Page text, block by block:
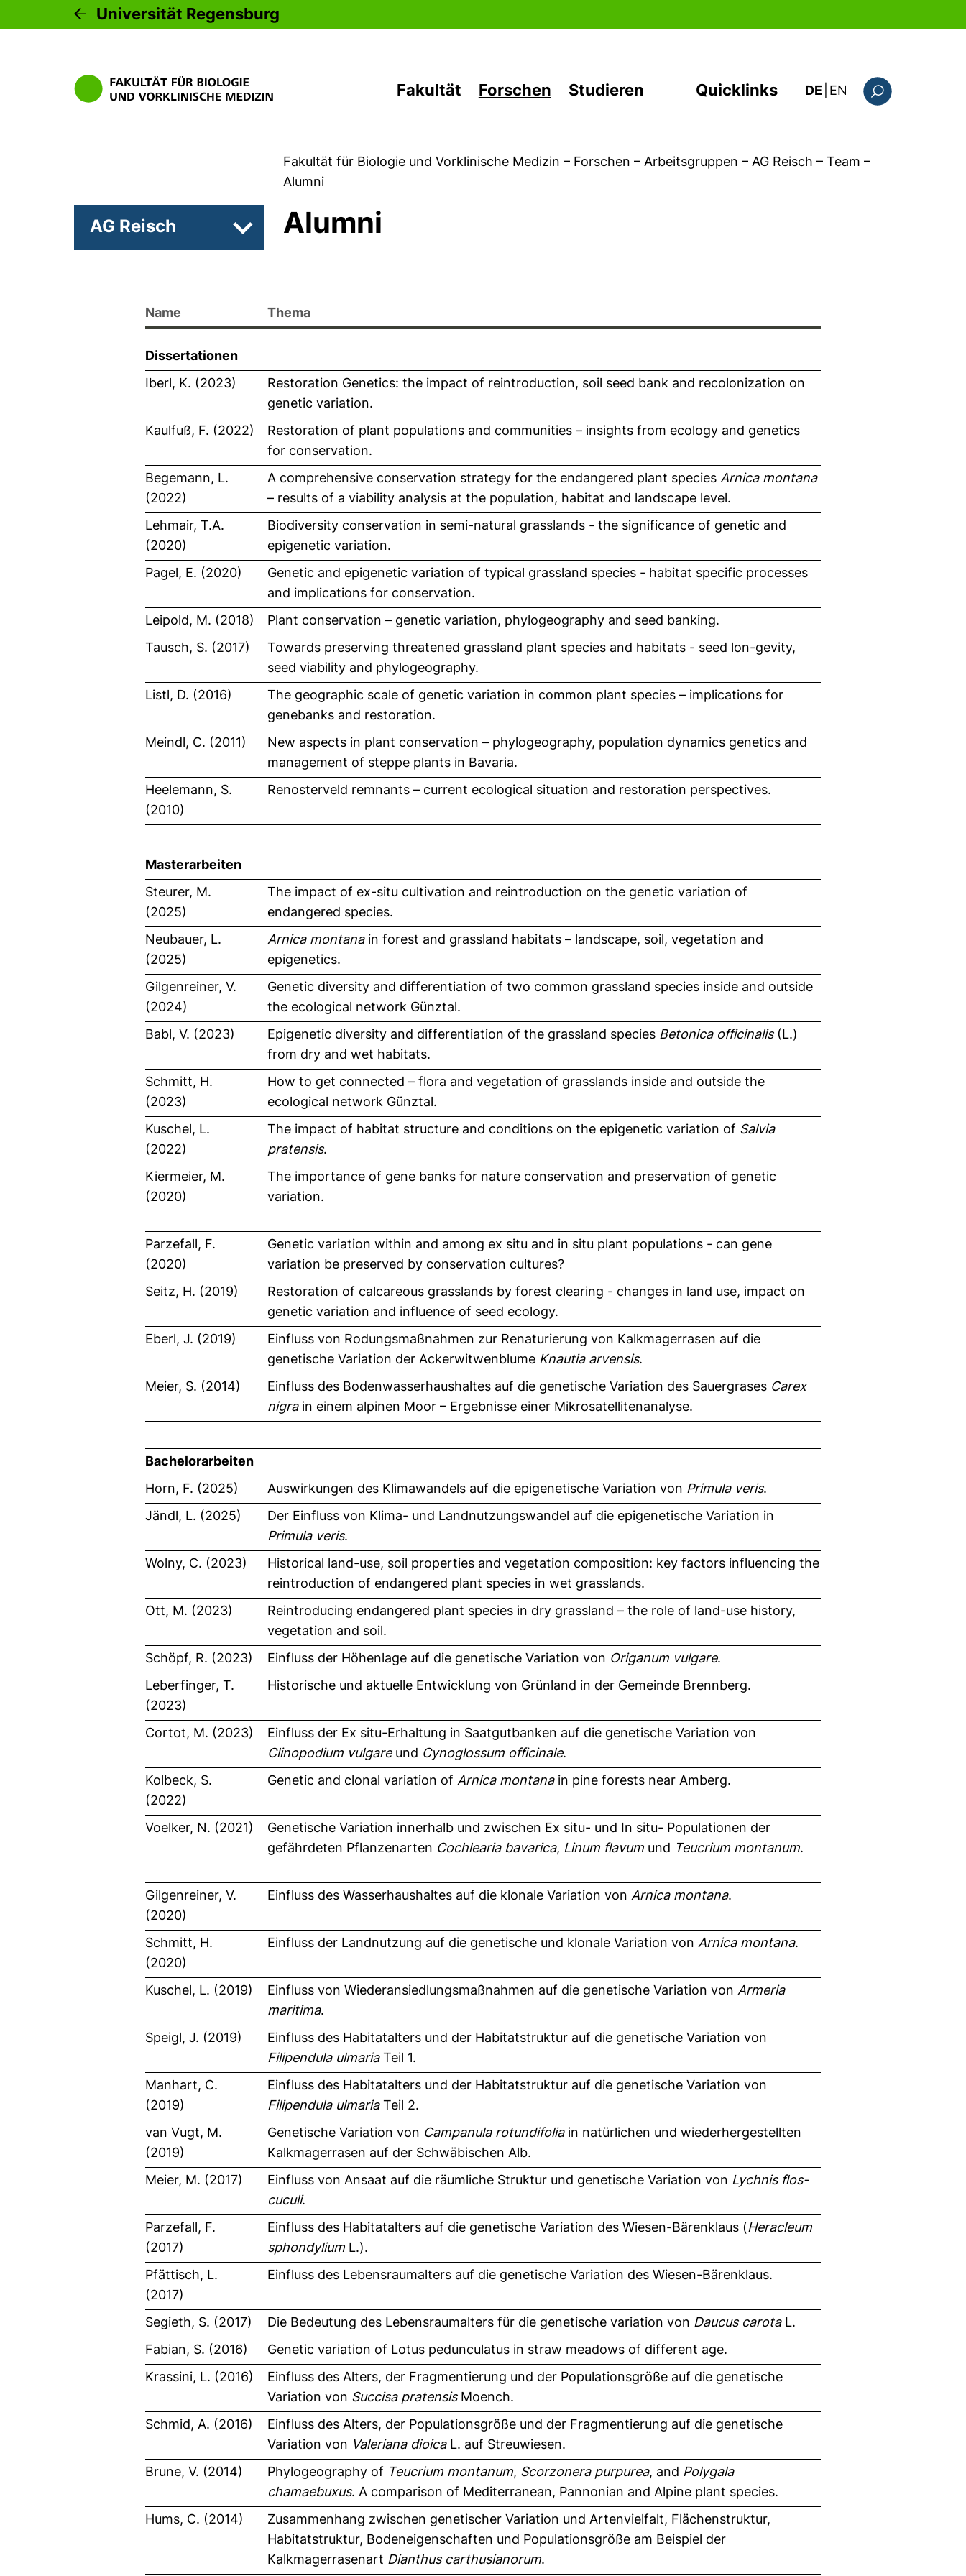
Universität Regensburg
Fakultät Forschen Studieren Quicklinks DE EN : this page in
Fakultät für Biologie und Vorklinische Medizin – Forschen – Arbeitsgruppen – AG Reisch – Team –
Alumni
AG Reisch Unterseiten von Forschen
Alumni
Name Thema
Dissertationen
Iberl, K. (2023)
Restoration Genetics: the impact of reintroduction, soil seed bank and recolonization on
genetic variation.
Kaulfuß, F. (2022)
Restoration of plant populations and communities – insights from ecology and genetics
for conservation.
Begemann, L.
(2022)
A comprehensive conservation strategy for the endangered plant species Arnica montana
– results of a viability analysis at the population, habitat and landscape level.
Lehmair, T.A.
(2020)
Biodiversity conservation in semi-natural grasslands - the significance of genetic and
epigenetic variation.
Pagel, E. (2020)
Genetic and epigenetic variation of typical grassland species - habitat specific processes
and implications for conservation.
Leipold, M. (2018)
Plant conservation – genetic variation, phylogeography and seed banking.
Tausch, S. (2017)
Towards preserving threatened grassland plant species and habitats - seed lon-gevity,
seed viability and phylogeography.
Listl, D. (2016)
The geographic scale of genetic variation in common plant species – implications for
genebanks and restoration.
Meindl, C. (2011)
New aspects in plant conservation – phylogeography, population dynamics genetics and
management of steppe plants in Bavaria.
Heelemann, S.
(2010)
Renosterveld remnants – current ecological situation and restoration perspectives.
Masterarbeiten
Steurer, M.
(2025)
The impact of ex-situ cultivation and reintroduction on the genetic variation of
endangered species.
Neubauer, L.
(2025)
Arnica montanain forest and grassland habitats – landscape, soil, vegetation and
epigenetics.
Gilgenreiner, V.
(2024)
Genetic diversity and differentiation of two common grassland species inside and outside
the ecological network Günztal.
Babl, V. (2023)
Epigenetic diversity and differentiation of the grassland species Betonica officinalis(L.)
from dry and wet habitats.
Schmitt, H.
(2023)
How to get connected – flora and vegetation of grasslands inside and outside the
ecological network Günztal.
Kuschel, L.
(2022)
The impact of habitat structure and conditions on the epigenetic variation of Salvia
pratensis.
Kiermeier, M.
(2020)
The importance of gene banks for nature conservation and preservation of genetic
variation.
Parzefall, F.
(2020)
Genetic variation within and among ex situ and in situ plant populations - can gene
variation be preserved by conservation cultures?
Seitz, H. (2019)
Restoration of calcareous grasslands by forest clearing - changes in land use, impact on
genetic variation and influence of seed ecology.
Eberl, J. (2019)
Einfluss von Rodungsmaßnahmen zur Renaturierung von Kalkmagerrasen auf die
genetische Variation der Ackerwitwenblume Knautia arvensis.
Meier, S. (2014)
Einfluss des Bodenwasserhaushaltes auf die genetische Variation des Sauergrases Carex
nigrain einem alpinen Moor – Ergebnisse einer Mikrosatellitenanalyse.
Bachelorarbeiten
Horn, F. (2025)
Auswirkungen des Klimawandels auf die epigenetische Variation von Primula veris.
Jändl, L. (2025)
Der Einfluss von Klima- und Landnutzungswandel auf die epigenetische Variation in
Primula veris.
Wolny, C. (2023)
Historical land-use, soil properties and vegetation composition: key factors influencing the
reintroduction of endangered plant species in wet grasslands.
Ott, M. (2023)
Reintroducing endangered plant species in dry grassland – the role of land-use history,
vegetation and soil.
Schöpf, R. (2023)
Einfluss der Höhenlage auf die genetische Variation von Origanum vulgare.
Leberfinger, T.
(2023)
Historische und aktuelle Entwicklung von Grünland in der Gemeinde Brennberg.
Cortot, M. (2023)
Einfluss der Ex situ-Erhaltung in Saatgutbanken auf die genetische Variation von
Clinopodium vulgareund Cynoglossum officinale.
Kolbeck, S.
(2022)
Genetic and clonal variation of Arnica montanain pine forests near Amberg.
Voelker, N. (2021)
Genetische Variation innerhalb und zwischen Ex situ- und In situ- Populationen der
gefährdeten Pflanzenarten Cochlearia bavarica, Linum flavum und Teucrium montanum.
Gilgenreiner, V.
(2020)
Einfluss des Wasserhaushaltes auf die klonale Variation von Arnica montana.
Schmitt, H.
(2020)
Einfluss der Landnutzung auf die genetische und klonale Variation von Arnica montana.
Kuschel, L. (2019) Einfluss von Wiederansiedlungsmaßnahmen auf die genetische Variation von Armeria
maritima.
Speigl, J. (2019)
Einfluss des Habitatalters und der Habitatstruktur auf die genetische Variation von
Filipendula ulmariaTeil 1.
Manhart, C.
(2019)
Einfluss des Habitatalters und der Habitatstruktur auf die genetische Variation von
Filipendula ulmariaTeil 2.
van Vugt, M.
(2019)
Genetische Variation von Campanula rotundifoliain natürlichen und wiederhergestellten
Kalkmagerrasen auf der Schwäbischen Alb.
Meier, M. (2017)
Einfluss von Ansaat auf die räumliche Struktur und genetische Variation von Lychnis flos-
cuculi.
Parzefall, F.
(2017)
Einfluss des Habitatalters auf die genetische Variation des Wiesen-Bärenklaus (Heracleum
sphondylium L.).
Pfättisch, L.
(2017)
Einfluss des Lebensraumalters auf die genetische Variation des Wiesen-Bärenklaus.
Segieth, S. (2017) Die Bedeutung des Lebensraumalters für die genetische variation von Daucus carotaL.
Fabian, S. (2016)
Genetic variation of Lotus pedunculatus in straw meadows of different age.
Krassini, L. (2016)
Einfluss des Alters, der Fragmentierung und der Populationsgröße auf die genetische
Variation von Succisa pratensisMoench.
Schmid, A. (2016)
Einfluss des Alters, der Populationsgröße und der Fragmentierung auf die genetische
Variation von Valeriana dioicaL. auf Streuwiesen.
Brune, V. (2014)
Phylogeography of Teucrium montanum, Scorzonera purpurea, and Polygala
chamaebuxus. A comparison of Mediterranean, Pannonian and Alpine plant species.
Hums, C. (2014)
Zusammenhang zwischen genetischer Variation und Artenvielfalt, Flächenstruktur,
Habitatstruktur, Bodeneigenschaften und Populationsgröße am Beispiel der
Kalkmagerrasenart Dianthus carthusianorum.